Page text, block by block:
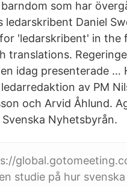
som har
Daniel
'ledarskribent' in the
translations.
idag presenterade
av PM
och Arvid Åhlund.
Nyhetsbyrån.
studie på hur